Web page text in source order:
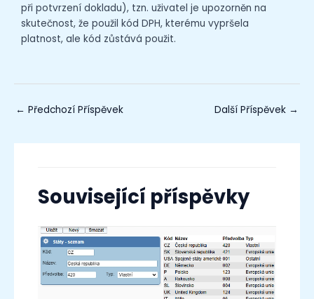
při potvrzení dokladu), tzn. uživatel je upozorněn na
skutečnost, že použil kód DPH, kterému vypršela
platnost, ale kód zůstává použit.
← Předchozí Příspěvek Další Příspěvek →
Související příspěvky